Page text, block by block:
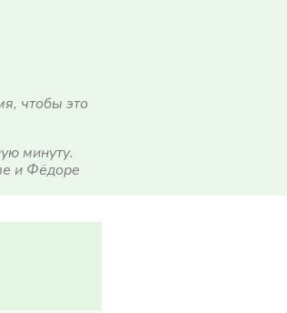
чтобы это
минуту.
и Фёдоре